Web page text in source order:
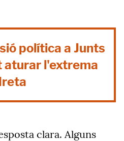
política a Junts
aturar l'extrema
clara. Alguns